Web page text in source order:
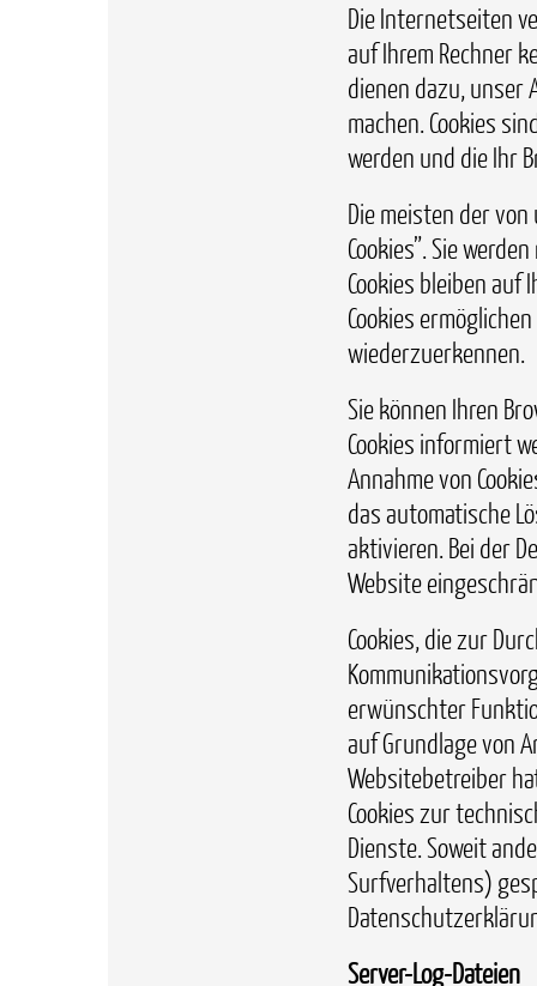
Die Internetseiten
auf Ihrem Rechner
dienen dazu, unser
machen. Cookies
werden und die Ihr
Die meisten der
Cookies”. Sie
Cookies bleiben auf
Cookies
wiederzuerkennen.
Sie können Ihren
Cookies informiert
Annahme von
das automatische
aktivieren. Bei der
Website
Cookies, die zur
erwünschter
auf Grundlage von
Websitebetreiber
Cookies zur
Dienste. Soweit
Surfverhaltens)
Server-Log-Dateien